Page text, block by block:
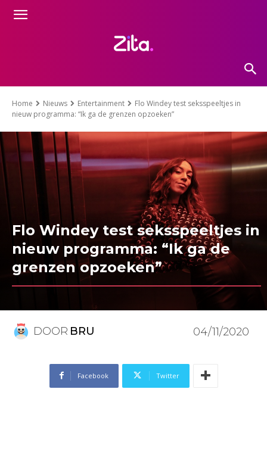
Home Nieuws Entertainment
Flo Windey test seksspeeltjes in
nieuw programma: “Ik ga de grenzen opzoeken”
Flo Windey test seksspeeltjes in
nieuw programma: “Ik ga de
grenzen opzoeken”
DOOR BRU 04/11/2020
Facebook Twitter